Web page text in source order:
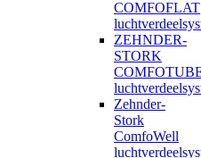
COMFOFLAT
ZEHNDER-
STORK
Zehnder-
Stork
ComfoWell